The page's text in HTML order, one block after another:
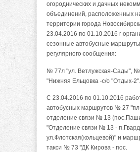
огороднических и дачных
объединений, расположенных
территории города
23.04.2016 по 01.10.2016 г
сезонные автобусные маршруты
регулярного сообщения:
№ 77л "ул. Ветлужская-Сады",
"Нижняя Ельцовка -с/о "Отдых-2".
С 23.04.2016 по 01.10.2016
автобусных маршрутов № 27
отделение связи № 13
"Отделение связи № 13 -
ул.Флотская(кольцевой)" и
такси № 73 "ДК Кирова - пос.